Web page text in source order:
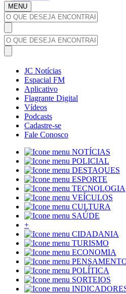
MENU
JC Notícias
Espacial FM
Aplicativo
Flagrante Digital
Vídeos
Podcasts
Cadastre-se
Fale Conosco
NOTÍCIAS
POLICIAL
DESTAQUES
ESPORTE
TECNOLOGIA
VEÍCULOS
CULTURA
SAÚDE
+
CIDADANIA
TURISMO
ECONOMIA
POLÍTICA
SORTEIOS